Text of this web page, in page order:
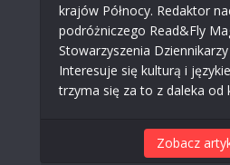
krajów Północy. Redaktor
podróżniczego Read&Fly
Stowarzyszenia
Interesuje się kulturą i
trzyma się za to z daleka od
Zobacz